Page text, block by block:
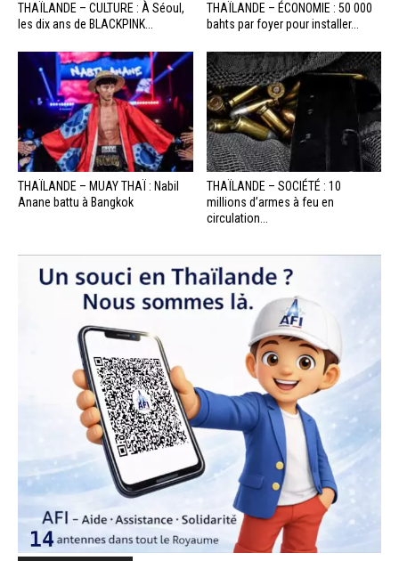
THAÏLANDE – CULTURE : À Séoul,
les dix ans de BLACKPINK...
THAÏLANDE – ÉCONOMIE : 50 000
bahts par foyer pour installer...
THAÏLANDE – MUAY THAÏ : Nabil
Anane battu à Bangkok
THAÏLANDE – SOCIÉTÉ : 10
millions d’armes à feu en
circulation...